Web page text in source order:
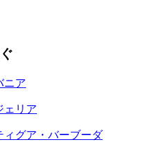
ニア
ェリア
ィグア・バーブーダ